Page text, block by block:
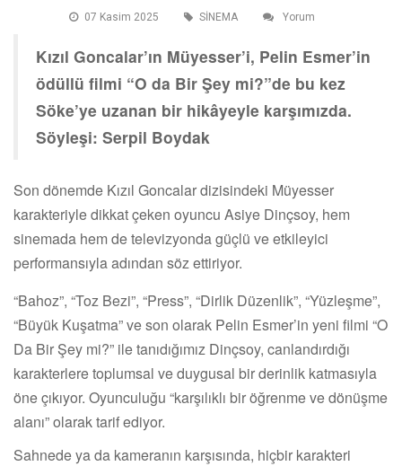
07 Kasim 2025 SİNEMA Yorum
Kızıl Goncalar’ın Müyesser’i, Pelin Esmer’in
ödüllü filmi “O da Bir Şey mi?”de bu kez
Söke’ye uzanan bir hikâyeyle karşımızda.
Söyleşi: Serpil Boydak
Son dönemde Kızıl Goncalar dizisindeki Müyesser
karakteriyle dikkat çeken oyuncu Asiye Dinçsoy, hem
sinemada hem de televizyonda güçlü ve etkileyici
performansıyla adından söz ettiriyor.
“Bahoz”, “Toz Bezi”, “Press”, “Dirlik Düzenlik”, “Yüzleşme”,
“Büyük Kuşatma” ve son olarak Pelin Esmer’in yeni filmi “O
Da Bir Şey mi?” ile tanıdığımız Dinçsoy, canlandırdığı
karakterlere toplumsal ve duygusal bir derinlik katmasıyla
öne çıkıyor. Oyunculuğu “karşılıklı bir öğrenme ve dönüşme
alanı” olarak tarif ediyor.
Sahnede ya da kameranın karşısında, hiçbir karakteri